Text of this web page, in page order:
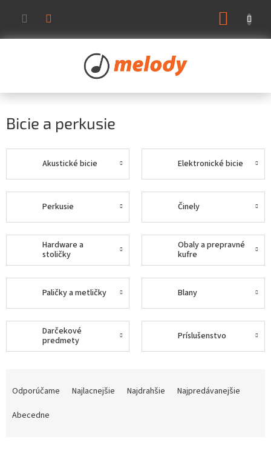
obsah
Bicie a perkusie
Akustické bicie Elektronické bicie
Perkusie Činely
Hardware a
stoličky
Obaly a prepravné
kufre
Paličky a metličky Blany
Darčekové
predmety
Príslušenstvo
Odporúčame Najlacnejšie Najdrahšie
Najpredávanejšie
Abecedne